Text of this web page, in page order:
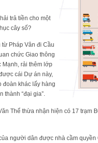
trả tiền cho một
cây số?
Pháp Vân đi Cầu
chức Giao thông
Mạnh, rải thêm lớp
cái Dự án này,
đoàn khác lấy hàng
thành “đại gia”.
Thể thừa nhận hiện có 17 trạm
người dân được nhà cầm